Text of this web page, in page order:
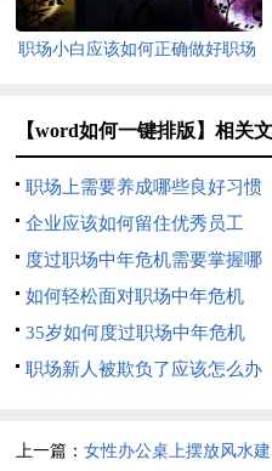
职场小白应该如何正确做好职场
【word如何一键排版】相关文
职场上需要养成哪些良好习惯
企业应该如何留住优秀员工
度过职场中年危机需要掌握哪
3个技能
如何轻松面对职场中年危机
35岁如何度过职场中年危机
职场新人被欺负了应该怎么办
上一篇：女性办公桌上摆放风水建